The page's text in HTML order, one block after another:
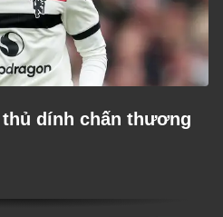
dính chấn thương